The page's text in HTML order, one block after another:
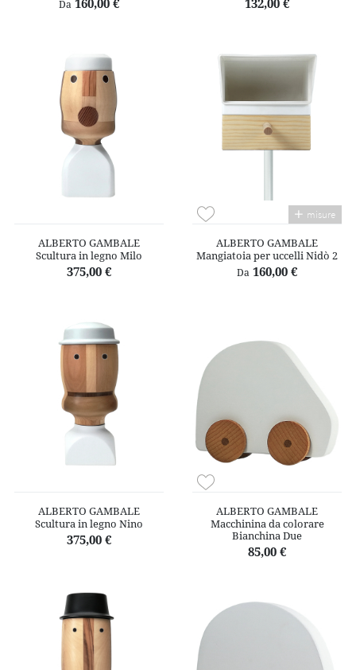
Da
ALBERTO GAMBALE
Scultura in legno Milo
375,00 €
misure
ALBERTO GAMBALE
Mangiatoia per uccelli Nidò 2
Da 160,00 €
ALBERTO GAMBALE
Scultura in legno Nino
375,00 €
ALBERTO GAMBALE
Macchinina da colorare
Bianchina Due
85,00 €